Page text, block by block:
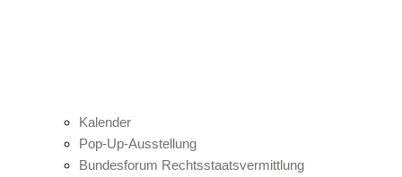
Kalender
Pop-Up-Ausstellung
Bundesforum Rechtsstaatsvermittlung